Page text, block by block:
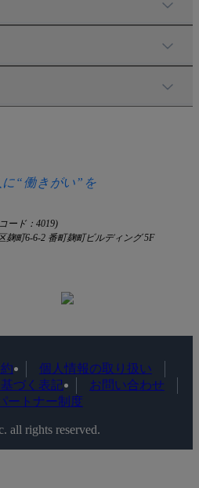
一覧
請求
“働きがい”を
ード：4019)
麹町6-6-2 番町麹町ビルディング 5F
個人情報の取り扱い
づく表記
お問い合わせ
ートナー制度
all rights reserved.